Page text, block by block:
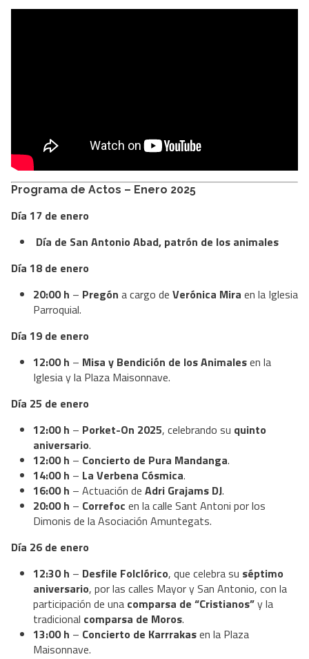
Programa de Actos – Enero 2025
Día 17 de enero
Día de San Antonio Abad, patrón de los animales
Día 18 de enero
20:00 h – Pregón a cargo de Verónica Mira en la Iglesia
Parroquial.
Día 19 de enero
12:00 h – Misa y Bendición de los Animalesen la
Iglesia y la Plaza Maisonnave.
Día 25 de enero
12:00 h – Porket-On 2025, celebrando su quinto
aniversario.
12:00 h – Concierto de Pura Mandanga.
14:00 h – La Verbena Cósmica.
16:00 h – Actuación de Adri Grajams DJ.
20:00 h – Correfoc en la calle Sant Antoni por los
Dimonis de la Asociación Amuntegats.
Día 26 de enero
12:30 h – Desfile Folclórico, que celebra su séptimo
aniversario, por las calles Mayor y San Antonio, con la
participación de una comparsa de “Cristianos”y la
tradicional comparsa de Moros.
13:00 h – Concierto de Karrrakasen la Plaza
Maisonnave.